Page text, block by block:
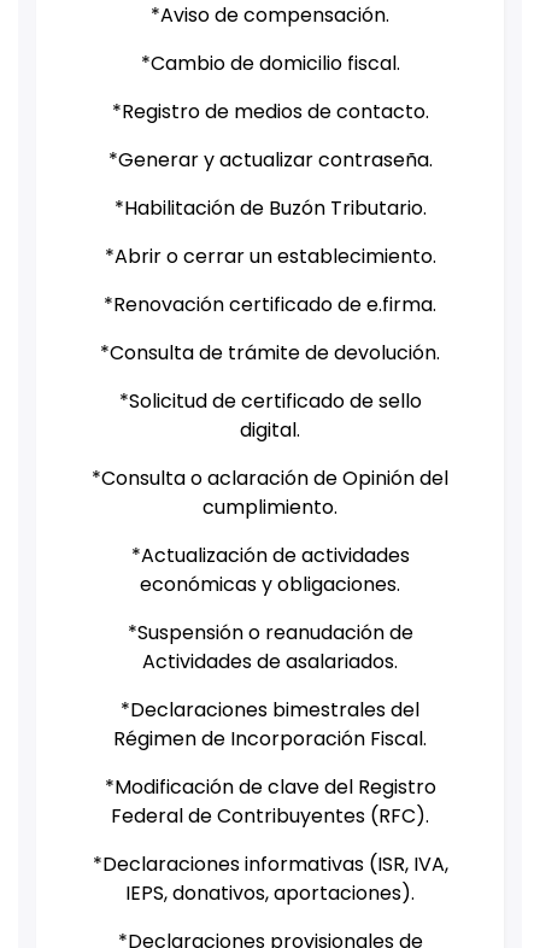
*Aviso de compensación.
*Cambio de domicilio fiscal.
*Registro de medios de contacto.
*Generar y actualizar contraseña.
*Habilitación de Buzón Tributario.
*Abrir o cerrar un establecimiento.
*Renovación certificado de e.firma.
*Consulta de trámite de devolución.
*Solicitud de certificado de sello
digital.
*Consulta o aclaración de Opinión del
cumplimiento.
*Actualización de actividades
económicas y obligaciones.
*Suspensión o reanudación de
Actividades de asalariados.
*Declaraciones bimestrales del
Régimen de Incorporación Fiscal.
*Modificación de clave del Registro
Federal de Contribuyentes (RFC).
*Declaraciones informativas (ISR, IVA,
IEPS, donativos, aportaciones).
*Declaraciones provisionales de